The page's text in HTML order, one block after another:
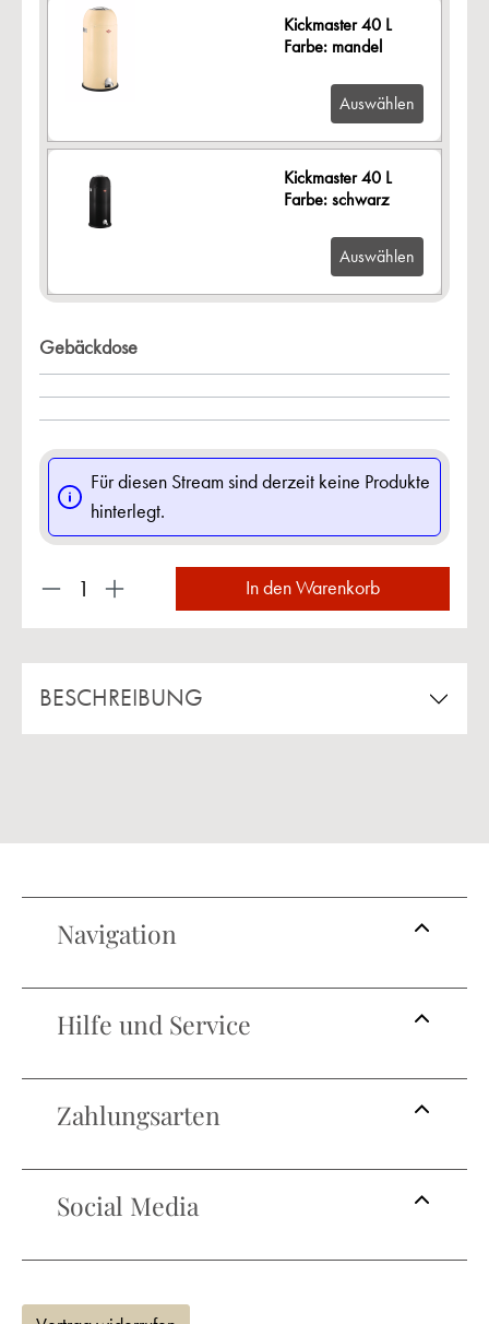
Kickmaster 40 L
Farbe: mandel
Auswählen
Kickmaster 40 L
Farbe: schwarz
Auswählen
Gebäckdose
Für diesen Stream sind derzeit keine Produkte
hinterlegt.
Produkt Anzahl: Gib den gewünschten Wert
In den Warenkorb
BESCHREIBUNG
Navigation
Hilfe und Service
Zahlungsarten
Social Media